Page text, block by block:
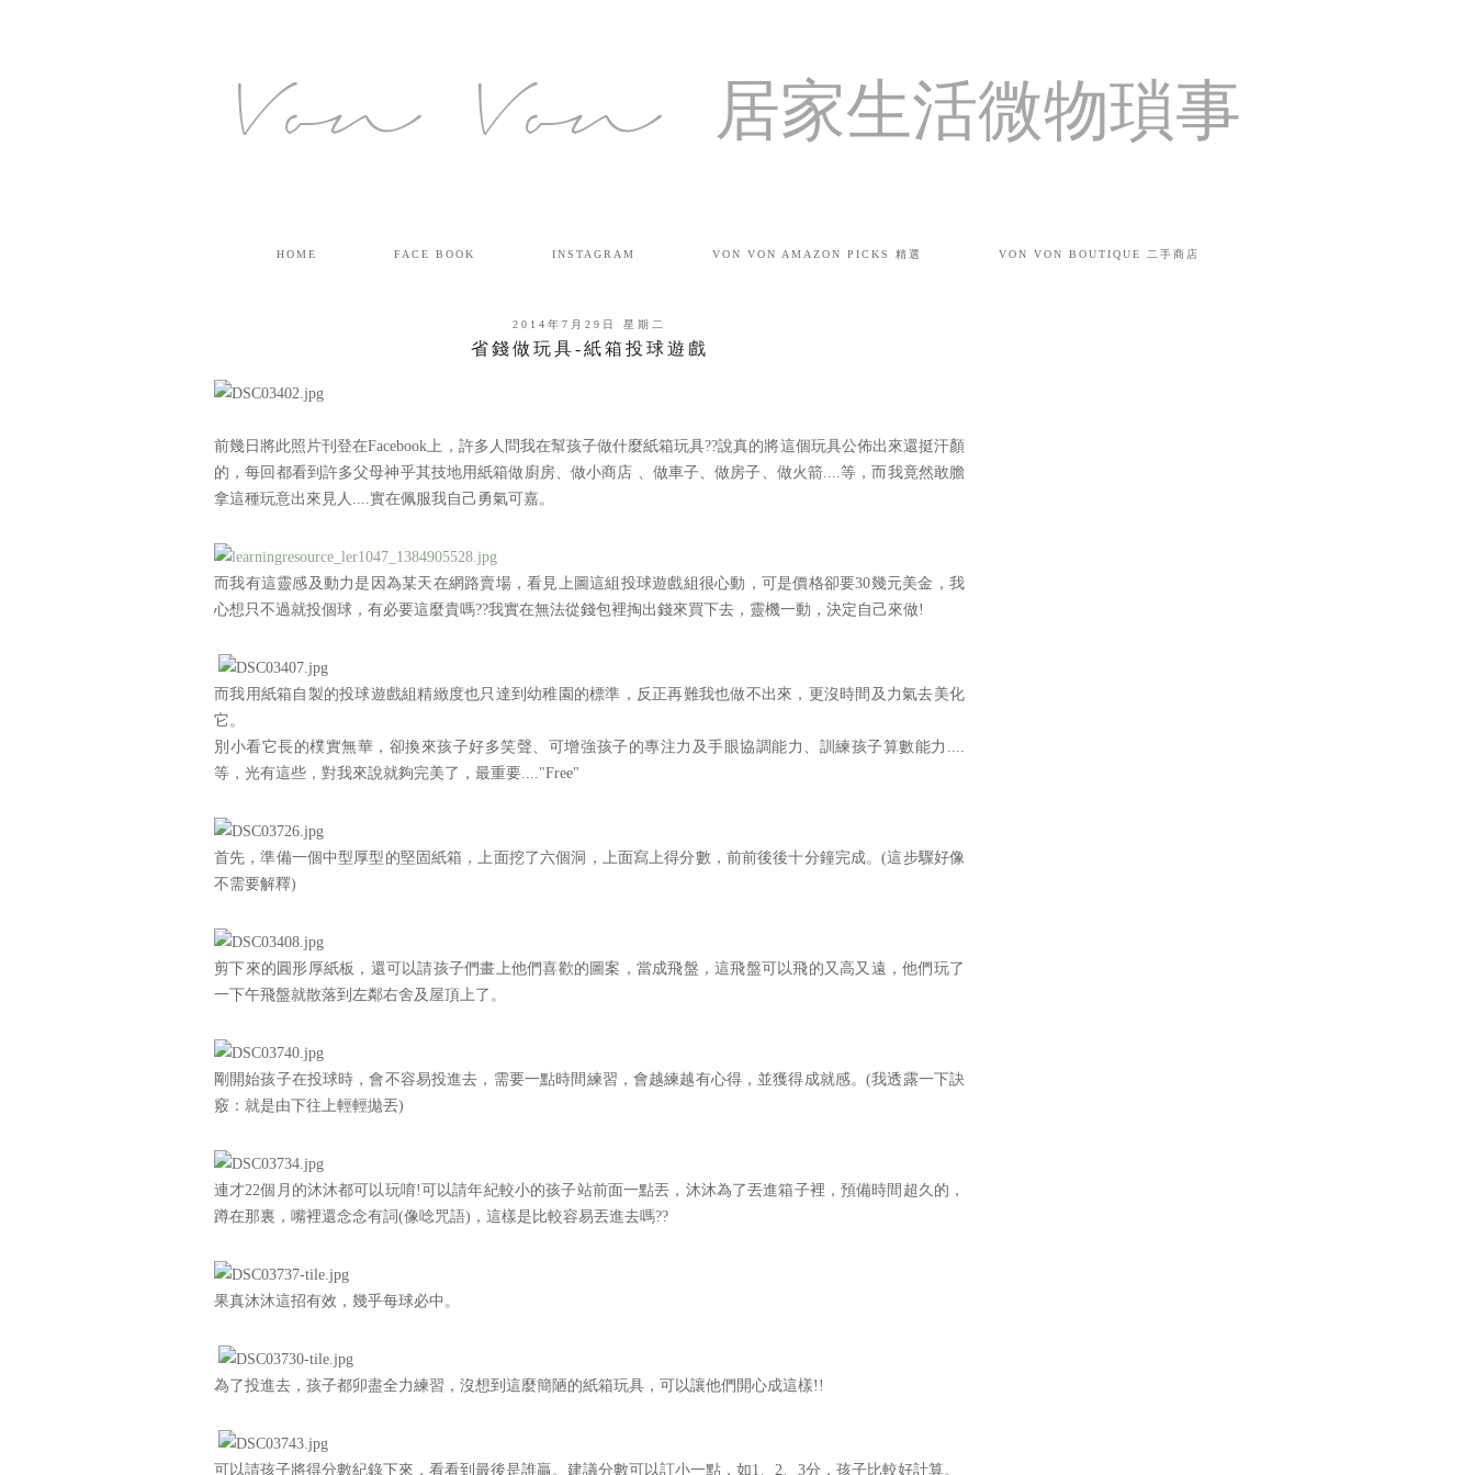
Von Von 居家生活微物瑣事
HOME FACE BOOK INSTAGRAM VON VON AMAZON PICKS 精選 VON VON BOUTIQUE 二手商店
2014年7月29日 星期二
省錢做玩具-紙箱投球遊戲
前幾日將此照片刊登在Facebook上，許多人問我在幫孩子做什麼紙箱玩具??說真的將這個玩具公佈出來還挺汗顏
的，每回都看到許多父母神乎其技地用紙箱做廚房、做小商店 、做車子、做房子、做火箭....等，而我竟然敢膽
拿這種玩意出來見人....實在佩服我自己勇氣可嘉。
而我有這靈感及動力是因為某天在網路賣場，看見上圖這組投球遊戲組很心動，可是價格卻要30幾元美金，我
心想只不過就投個球，有必要這麼貴嗎??我實在無法從錢包裡掏出錢來買下去，靈機一動，決定自己來做!
而我用紙箱自製的投球遊戲組精緻度也只達到幼稚園的標準，反正再難我也做不出來，更沒時間及力氣去美化
它。
別小看它長的樸實無華，卻換來孩子好多笑聲、可增強孩子的專注力及手眼協調能力、訓練孩子算數能力....
等，光有這些，對我來說就夠完美了，最重要...."Free"
首先，準備一個中型厚型的堅固紙箱，上面挖了六個洞，上面寫上得分數，前前後後十分鐘完成。(這步驟好像
不需要解釋)
剪下來的圓形厚紙板，還可以請孩子們畫上他們喜歡的圖案，當成飛盤，這飛盤可以飛的又高又遠，他們玩了
一下午飛盤就散落到左鄰右舍及屋頂上了。
剛開始孩子在投球時，會不容易投進去，需要一點時間練習，會越練越有心得，並獲得成就感。(我透露一下訣
竅：就是由下往上輕輕拋丟)
連才22個月的沐沐都可以玩唷!可以請年紀較小的孩子站前面一點丟，沐沐為了丟進箱子裡，預備時間超久的，
蹲在那裏，嘴裡還念念有詞(像唸咒語)，這樣是比較容易丟進去嗎??
果真沐沐這招有效，幾乎每球必中。
為了投進去，孩子都卯盡全力練習，沒想到這麼簡陋的紙箱玩具，可以讓他們開心成這樣!!
可以請孩子將得分數紀錄下來，看看到最後是誰贏。建議分數可以訂小一點，如1、2、3分，孩子比較好計算。